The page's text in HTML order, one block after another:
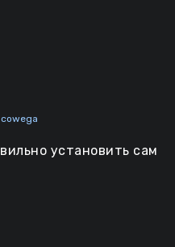
Название вашего мода
содержимое мода
силу при следующей
например, вы
мод на камуфляж в
установить сам